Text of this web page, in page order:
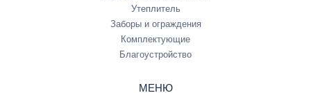
Утеплитель
Заборы и ограждения
Комплектующие
Благоустройство
МЕНЮ